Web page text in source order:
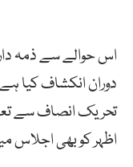
اس حوالے سے ذمہ
دوران انکشاف کیا
تحریک انصاف سے
اظہر کو بھی اجلاس